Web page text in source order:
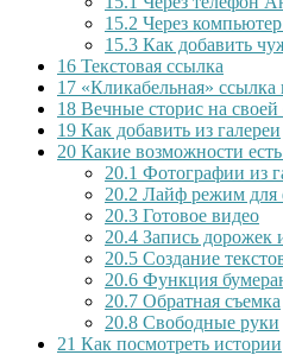
15.2 Через
15.3 Как добавить
16 Текстовая ссылка
17 «Кликабельная» ссылка
18 Вечные сторис на своей
19 Как добавить из галереи
20 Какие возможности
20.1 Фотографии из
20.2 Лайф режим для
20.3 Готовое видео
20.4 Запись дорожек
20.5 Создание
20.6 Функция
20.7 Обратная съемка
20.8 Свободные руки
21 Как посмотреть истории